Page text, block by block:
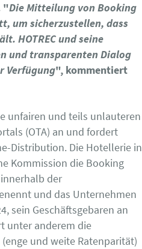
"Die Mitteilung von Booking
um sicherzustellen, dass
HOTREC und seine
und transparenten Dialog
Verfügung", kommentiert
unfairen und teils unlauteren
(OTA) an und fordert
Distribution. Die Hotellerie in
Kommission die Booking
der
und das Unternehmen
sein Geschäftsgebaren an
unter anderem die
und weite Ratenparität)